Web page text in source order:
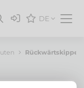
DE
Rückwärtskipper